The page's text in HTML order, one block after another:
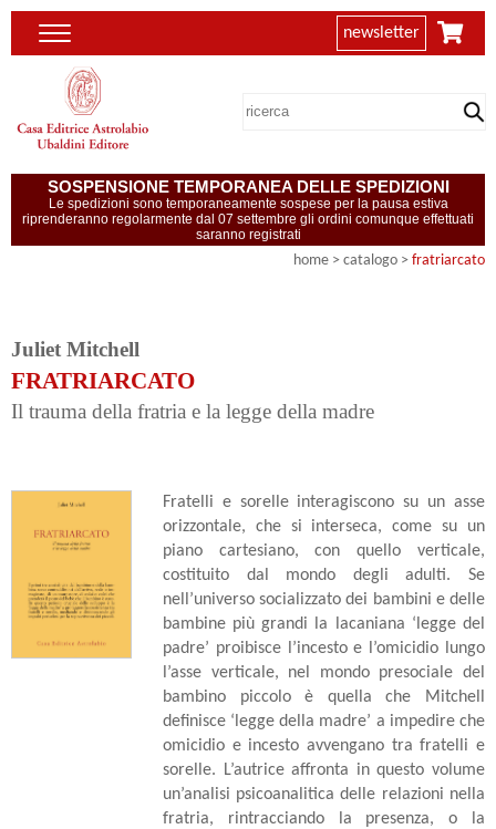
newsletter
SOSPENSIONE TEMPORANEA DELLE SPEDIZIONI
Le spedizioni sono temporaneamente sospese per la pausa estiva
riprenderanno regolarmente dal 07 settembre gli ordini comunque effettuati
saranno registrati
home > catalogo > fratriarcato
Juliet Mitchell
FRATRIARCATO
Il trauma della fratria e la legge della madre
Fratelli e sorelle interagiscono su un asse
orizzontale, che si interseca, come su un
piano cartesiano, con quello verticale,
costituito dal mondo degli adulti. Se
nell’universo socializzato dei bambini e delle
bambine più grandi la lacaniana ‘legge del
padre’ proibisce l’incesto e l’omicidio lungo
l’asse verticale, nel mondo presociale del
bambino piccolo è quella che Mitchell
definisce ‘legge della madre’ a impedire che
omicidio e incesto avvengano tra fratelli e
sorelle. L’autrice affronta in questo volume
un’analisi psicoanalitica delle relazioni nella
fratria, rintracciando la presenza, o la